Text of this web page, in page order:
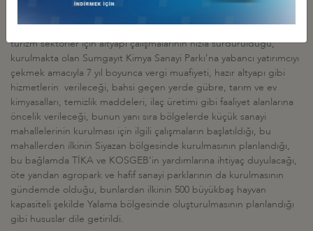
alanların geliştirilmesine büyük önem verildiği, ulaştırma, sağlık ve
turizm sektörler için altyapı çalışmalarının hızla sürdürüldüğü,
kurulmakta olan Sumgayıt Kimya Sanayi Parkı’na yabancı yatırımcıyı
çekmek amacıyla 7 yıl boyunca vergi muafiyeti, hazır altyapı gibi
hizmetlerin verileceği, bahsi geçen yerde gübre, tarım ve ev
kimyasalları, temizlik maddeleri, ilaç üretimi gibi faaliyet alanlarına
öncelik verileceği, bunun yanı sıra bölgelerde küçük sanayi
mahallelerinin kurulması için ilgili çalışmaların başlatıldığı, bu
mahallerden ilkinin Siyazan bölgesinde kurulmasının planlandığı,
bu bağlamda TİKA ve KOSGEB’in yardımlarına ihtiyaç duyulacağı,
öte yandan agropark ve hafif sanayi parklarının da kurulmasının
gündemde olduğu, bunlardan ilkinin 500 büyükbaş hayvan
kapasiteli şekilde Yalama bölgesinde oluşturulmasının planlandığı
gibi hususlar dile getirildi.